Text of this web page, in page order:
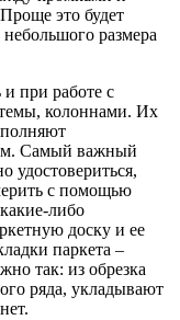
это будет
размера
и при работе с
колоннами. Их
Самый важный
удостовериться,
с помощью
либо
доску и ее
паркета –
так: из обрезка
ряда, укладывают